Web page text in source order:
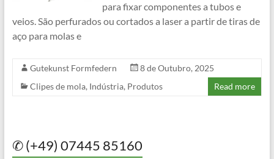
para fixar componentes a tubos e
veios. São perfurados ou cortados a laser a partir de tiras de
aço para molas e
Gutekunst Formfedern
8 de Outubro, 2025
Clipes de mola, Indústria, Produtos Read more
✆ (+49) 07445 85160